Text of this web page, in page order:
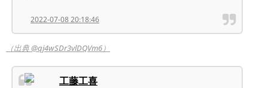
2022-07-08 20:18:46
（出典 @qj4wSDr3vlDQVm6）
工藤工喜